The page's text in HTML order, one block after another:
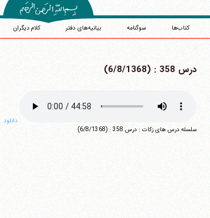
کتاب‌ها سوگنامه بیانیه‌های دفتر کلام دیگران
درس 358 : (6/8/1368)
دانلود
سلسله درس های زکات : درس 358 : (6/8/1368)
وب سایت رسمی آیت‌الله منتظری